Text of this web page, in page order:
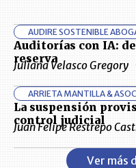
AUDIRE SOSTENIBLE
Auditorías con IA:
reserva
Juliana Velasco Gregory
ARRIETA MANTILLA &
La suspensión
control judicial
Juan Felipe Restrepo
Ver más